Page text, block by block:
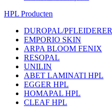
HPL Producten
DUROPAL/PFLEIDERER
EMPORIO SKIN
ARPA BLOOM FENIX
RESOPAL
UNILIN
ABET LAMINATI HPL
EGGER HPL
HOMAPAL HPL
CLEAF HPL